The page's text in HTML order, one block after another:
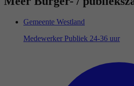
Gemeente Westland
Medewerker Publiek 24-36 uur